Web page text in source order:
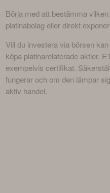
Börja med att bestämma
platinabolag eller direkt
Vill du investera via börsen
köpa platinarelaterade aktier,
exempelvis certifikat.
fungerar och om den lämpar
aktiv handel.